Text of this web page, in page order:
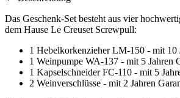
Das Geschenk-Set besteht aus vier
dem Hause Le Creuset Screwpull:
1 Hebelkorkenzieher LM-150 - mit 10
1 Weinpumpe WA-137 - mit 5 Jahren
1 Kapselschneider FC-110 - mit 5
2 Weinverschlüsse - mit 2 Jahren